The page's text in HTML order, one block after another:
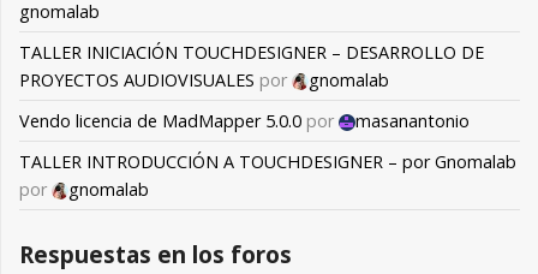
gnomalab
TALLER INICIACIÓN TOUCHDESIGNER – DESARROLLO DE
PROYECTOS AUDIOVISUALES por
gnomalab
Vendo licencia de MadMapper 5.0.0 por
masanantonio
TALLER INTRODUCCIÓN A TOUCHDESIGNER – por Gnomalab
por
gnomalab
Respuestas en los foros